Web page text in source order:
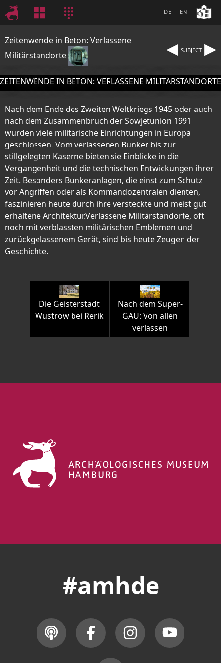
EN
DE
Zeitenwende in Beton: Verlassene
Militärstandorte
◂ SUBJECT ▸
ZEITENWENDE IN BETON: VERLASSENE MILITÄRSTANDORTE
Nach dem Ende des Zweiten Weltkriegs 1945 oder auch
nach dem Zusammenbruch der Sowjetunion 1991
wurden viele militärische Einrichtungen in Europa
geschlossen. Vom verlassenen Bunker bis zur
stillgelegten Kaserne bieten sie Einblicke in die
Vergangenheit und die technischen Entwickungen ihrer
Zeit. Besonders Bunkeranlagen, die einst zum Schutz
vor Angriffen oder als Kommandozentralen dienten,
faszinieren heute durch ihre versteckte und meist gut
erhaltene Architektur.Verlassene Militärstandorte, oft
noch mit verblassten militärischen Emblemen und
zurückgelassenem Gerät, sind bis heute Zeugen der
Geschichte.
Die Geisterstadt
Wustrow bei Rerik
Nach dem Super-
GAU: Von allen
verlassen
#amhde